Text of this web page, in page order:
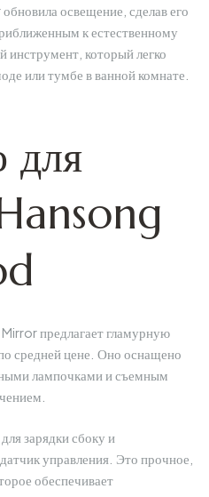
освещение, сделав его
к естественному
который легко
или тумбе в ванной комнате.
для
предлагает гламурную
средней цене. Оно оснащено
лампочками и съемным
зарядки сбоку и
управления. Это прочное,
обеспечивает